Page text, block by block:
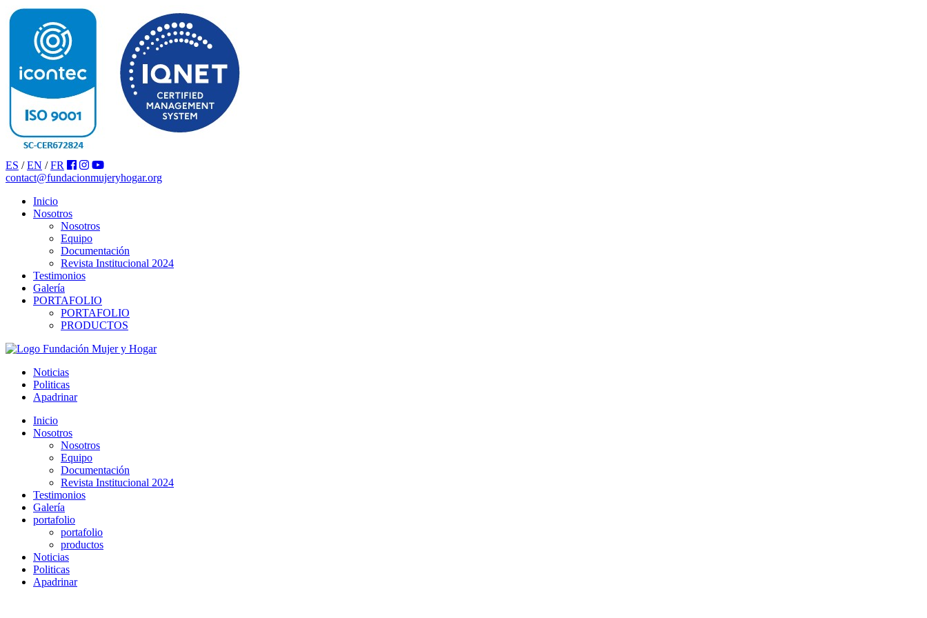
ES / EN / FR
contact@fundacionmujeryhogar.org
Inicio
Nosotros
Nosotros
Equipo
Documentación
Revista Institucional 2024
Testimonios
Galería
PORTAFOLIO
PORTAFOLIO
PRODUCTOS
Noticias
Politicas
Apadrinar
Inicio
Nosotros
Nosotros
Equipo
Documentación
Revista Institucional 2024
Testimonios
Galería
portafolio
portafolio
productos
Noticias
Politicas
Apadrinar